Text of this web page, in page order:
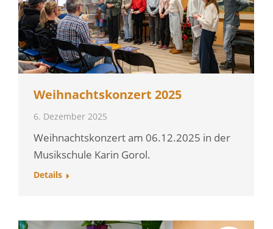
Weihnachtskonzert 2025
6. Dezember 2025
Weihnachtskonzert am 06.12.2025 in der
Musikschule Karin Gorol.
Details